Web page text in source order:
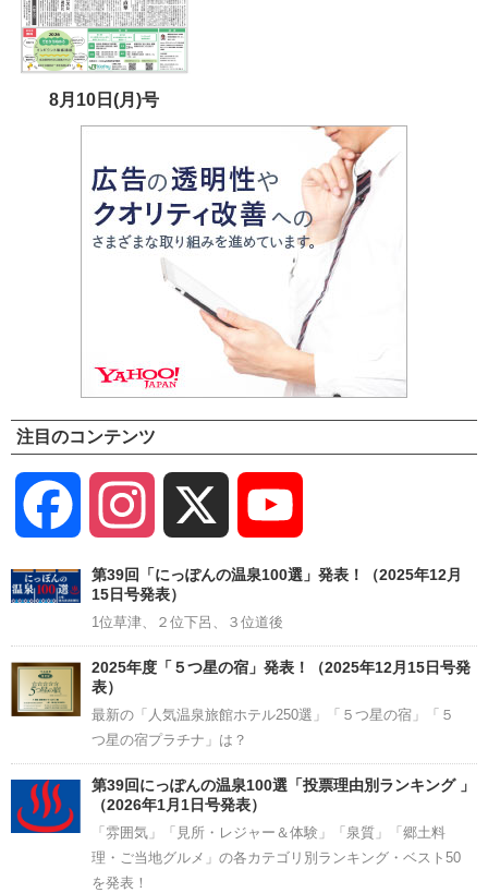
8月10日(月)号
注目のコンテンツ
Facebook Instagram
Channel
第39回「にっぽんの温泉100選」発表！（2025年12月
15日号発表）
1位草津、２位下呂、３位道後
2025年度「５つ星の宿」発表！（2025年12月15日号発
表）
最新の「人気温泉旅館ホテル250選」「５つ星の宿」「５
つ星の宿プラチナ」は？
第39回にっぽんの温泉100選「投票理由別ランキング 」
（2026年1月1日号発表）
「雰囲気」「見所・レジャー＆体験」「泉質」「郷土料
理・ご当地グルメ」の各カテゴリ別ランキング・ベスト50
を発表！